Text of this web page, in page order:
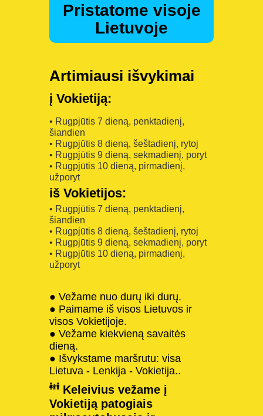
Pristatome visoje
Lietuvoje
Artimiausi išvykimai
į Vokietiją:
• Rugpjūtis 7 dieną, penktadienį,
šiandien
• Rugpjūtis 8 dieną, šeštadienį, rytoj
• Rugpjūtis 9 dieną, sekmadienį, poryt
• Rugpjūtis 10 dieną, pirmadienį,
užporyt
iš Vokietijos:
• Rugpjūtis 7 dieną, penktadienį,
šiandien
• Rugpjūtis 8 dieną, šeštadienį, rytoj
• Rugpjūtis 9 dieną, sekmadienį, poryt
• Rugpjūtis 10 dieną, pirmadienį,
užporyt
● Vežame nuo durų iki durų.
● Paimame iš visos Lietuvos ir
visos Vokietijoje.
● Vežame kiekvieną savaitės
dieną.
● Išvykstame maršrutu: visa
Lietuva - Lenkija - Vokietija..
Keleivius vežame į
Vokietiją patogiais